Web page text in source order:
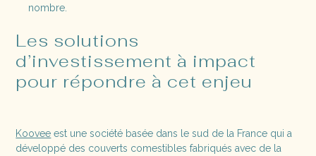
nombre.
Les solutions
d’investissement à impact
pour répondre à cet enjeu
Koovee est une société basée dans le sud de la France qui a
développé des couverts comestibles fabriqués avec de la